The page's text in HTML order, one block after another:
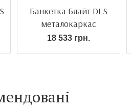
Банкетка Блайт DLS
металокаркас
18 533 грн.